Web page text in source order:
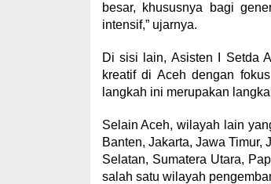
besar, khususnya bagi
intensif,” ujarnya.
Di sisi lain, Asisten I Setda
kreatif di Aceh dengan
langkah ini merupakan
Selain Aceh, wilayah lain
Banten, Jakarta, Jawa Timur,
Selatan, Sumatera Utara,
salah satu wilayah